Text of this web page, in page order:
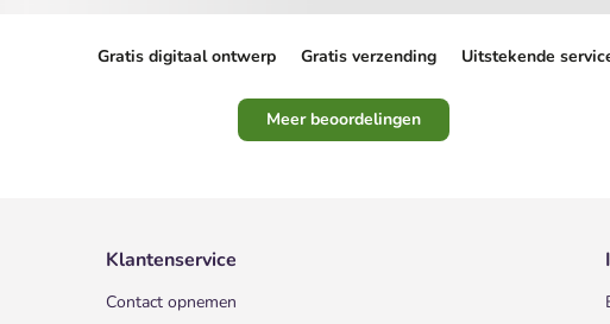
Gratis digitaal ontwerp Gratis verzending Uitstekende
Meer beoordelingen
Klantenservice
Contact opnemen